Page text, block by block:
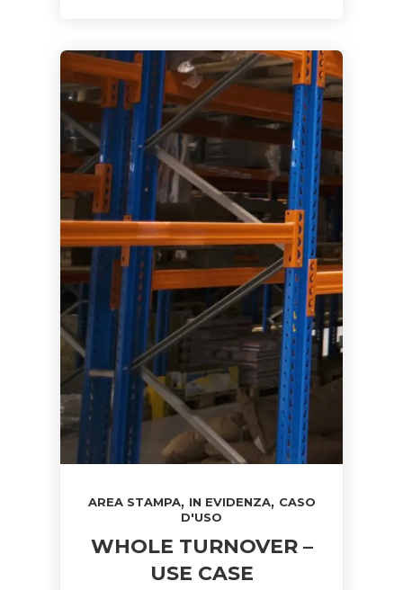
AREA STAMPA, IN EVIDENZA, CASO
D'USO
WHOLE TURNOVER –
USE CASE